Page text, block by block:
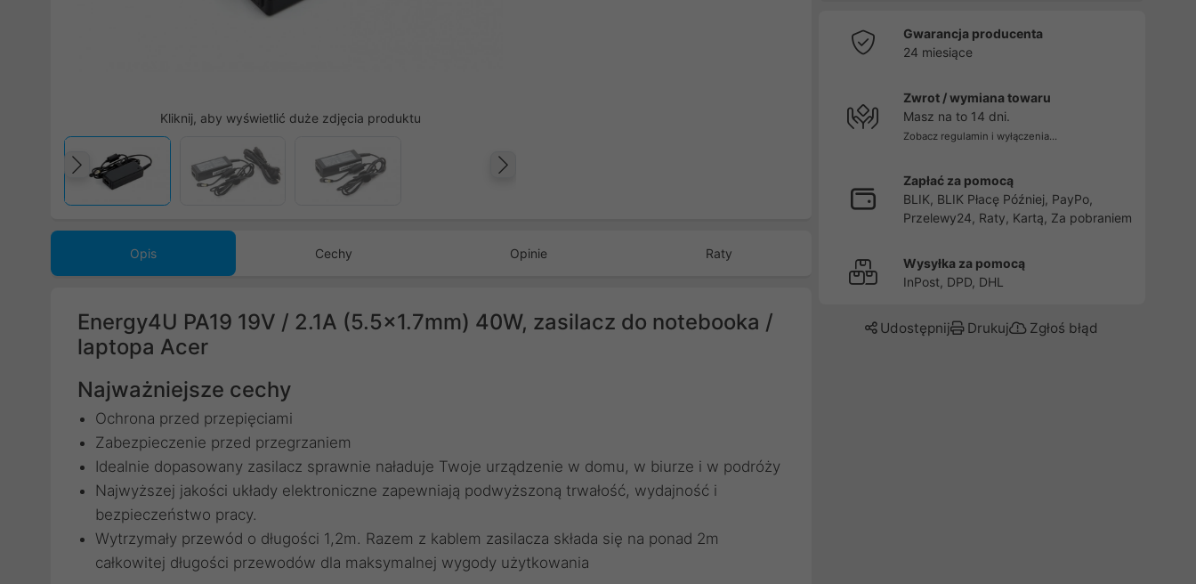
Kliknij, aby wyświetlić duże zdjęcia produktu
Poprzedni
Opis Cechy Opinie Raty
Energy4U PA19 19V / 2.1A (5.5x1.7mm) 40W, zasilacz do notebooka /
laptopa Acer
Najważniejsze cechy
Ochrona przed przepięciami
Zabezpieczenie przed przegrzaniem
Idealnie dopasowany zasilacz sprawnie naładuje Twoje urządzenie w domu, w biurze i w podróży
Najwyższej jakości układy elektroniczne zapewniają podwyższoną trwałość, wydajność i
bezpieczeństwo pracy.
Wytrzymały przewód o długości 1,2m. Razem z kablem zasilacza składa się na ponad 2m
całkowitej długości przewodów dla maksymalnej wygody użytkowania
Gwarancja producenta
24 miesiące
Zwrot / wymiana towaru
Masz na to 14 dni.
Zobacz regulamin i wyłączenia...
Zapłać za pomocą
BLIK, BLIK Płacę Później, PayPo,
Przelewy24, Raty, Kartą, Za pobraniem
Wysyłka za pomocą
InPost, DPD, DHL
Udostępnij Drukuj Zgłoś błąd